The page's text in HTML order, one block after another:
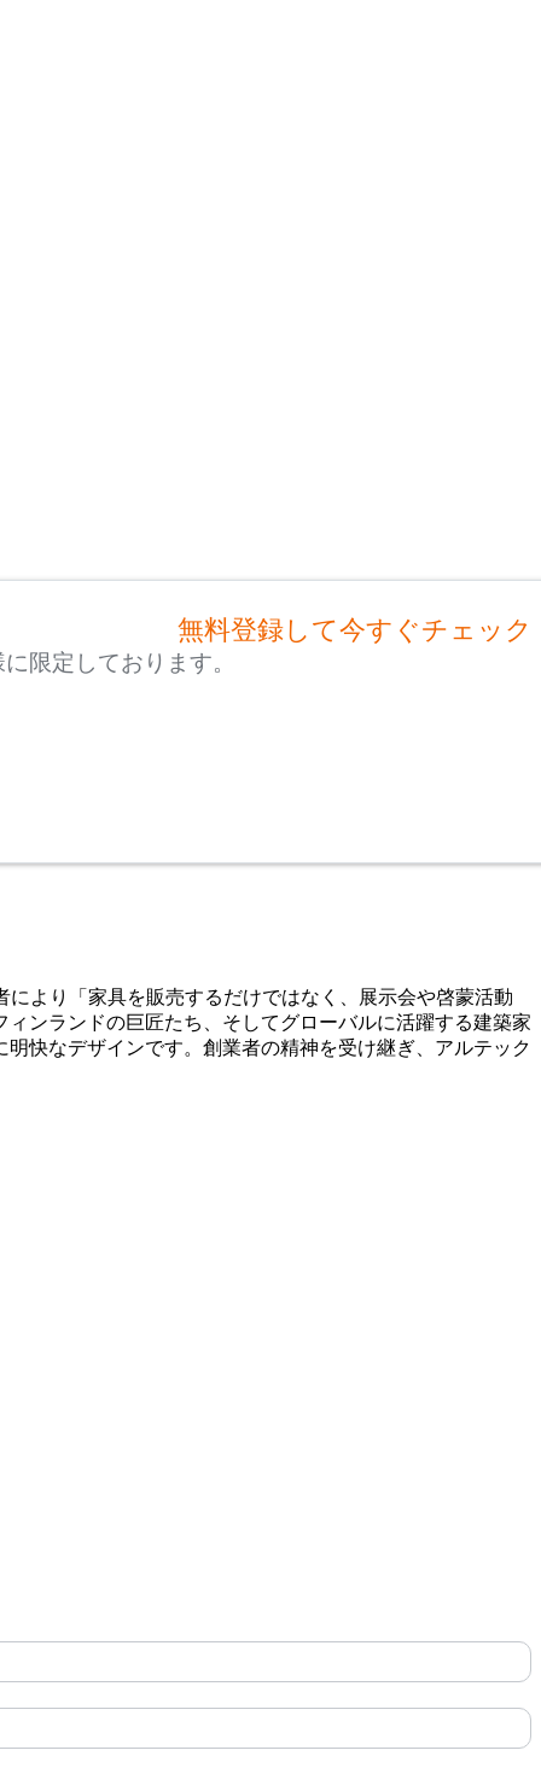
無料登録して今すぐチェック
限定しております。
より「家具を販売するだけではなく、展示会や啓蒙活動
ンランドの巨匠たち、そしてグローバルに活躍する建築家
快なデザインです。創業者の精神を受け継ぎ、アルテック